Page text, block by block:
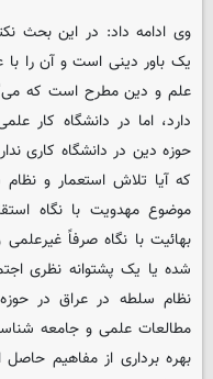
وی ادامه داد: در این بحث
یک باور دینی است و آن را با
علم و دین مطرح است که
دارد، اما در دانشگاه کار
حوزه دین در دانشگاه کاری
موضوع مهدویت با نگاه
بهائیت با نگاه صرفاً
شده یا یک پشتوانه نظری
نظام سلطه در عراق در
مطالعات علمی و جامعه
بهره برداری از مفاهیم